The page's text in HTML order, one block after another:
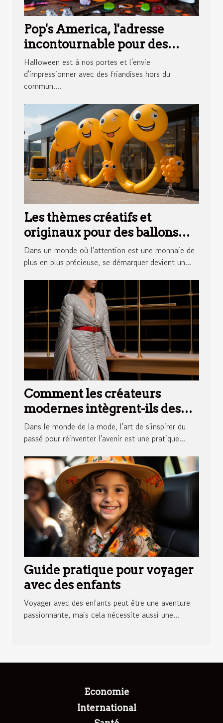
Pop's America, l'adresse
incontournable pour des
bonbons Halloween
surprenants
Halloween est à nos portes et l'envie
d'impressionner avec des friandises hors du
commun....
Les thèmes créatifs et
originaux pour des ballons
publicitaires qui marquent
les esprits
Dans un monde où l'attention est une monnaie de
plus en plus précieuse, se démarquer devient un...
Comment les créateurs
modernes intègrent-ils des
éléments de la gandoura dans
la haute couture?
Dans le monde de la mode, l'art de s'inspirer du
passé pour réinventer l'avenir est une pratique...
Guide pratique pour voyager
avec des enfants
Voyager avec des enfants peut être une aventure
passionnante, mais cela nécessite aussi une...
Economie
International